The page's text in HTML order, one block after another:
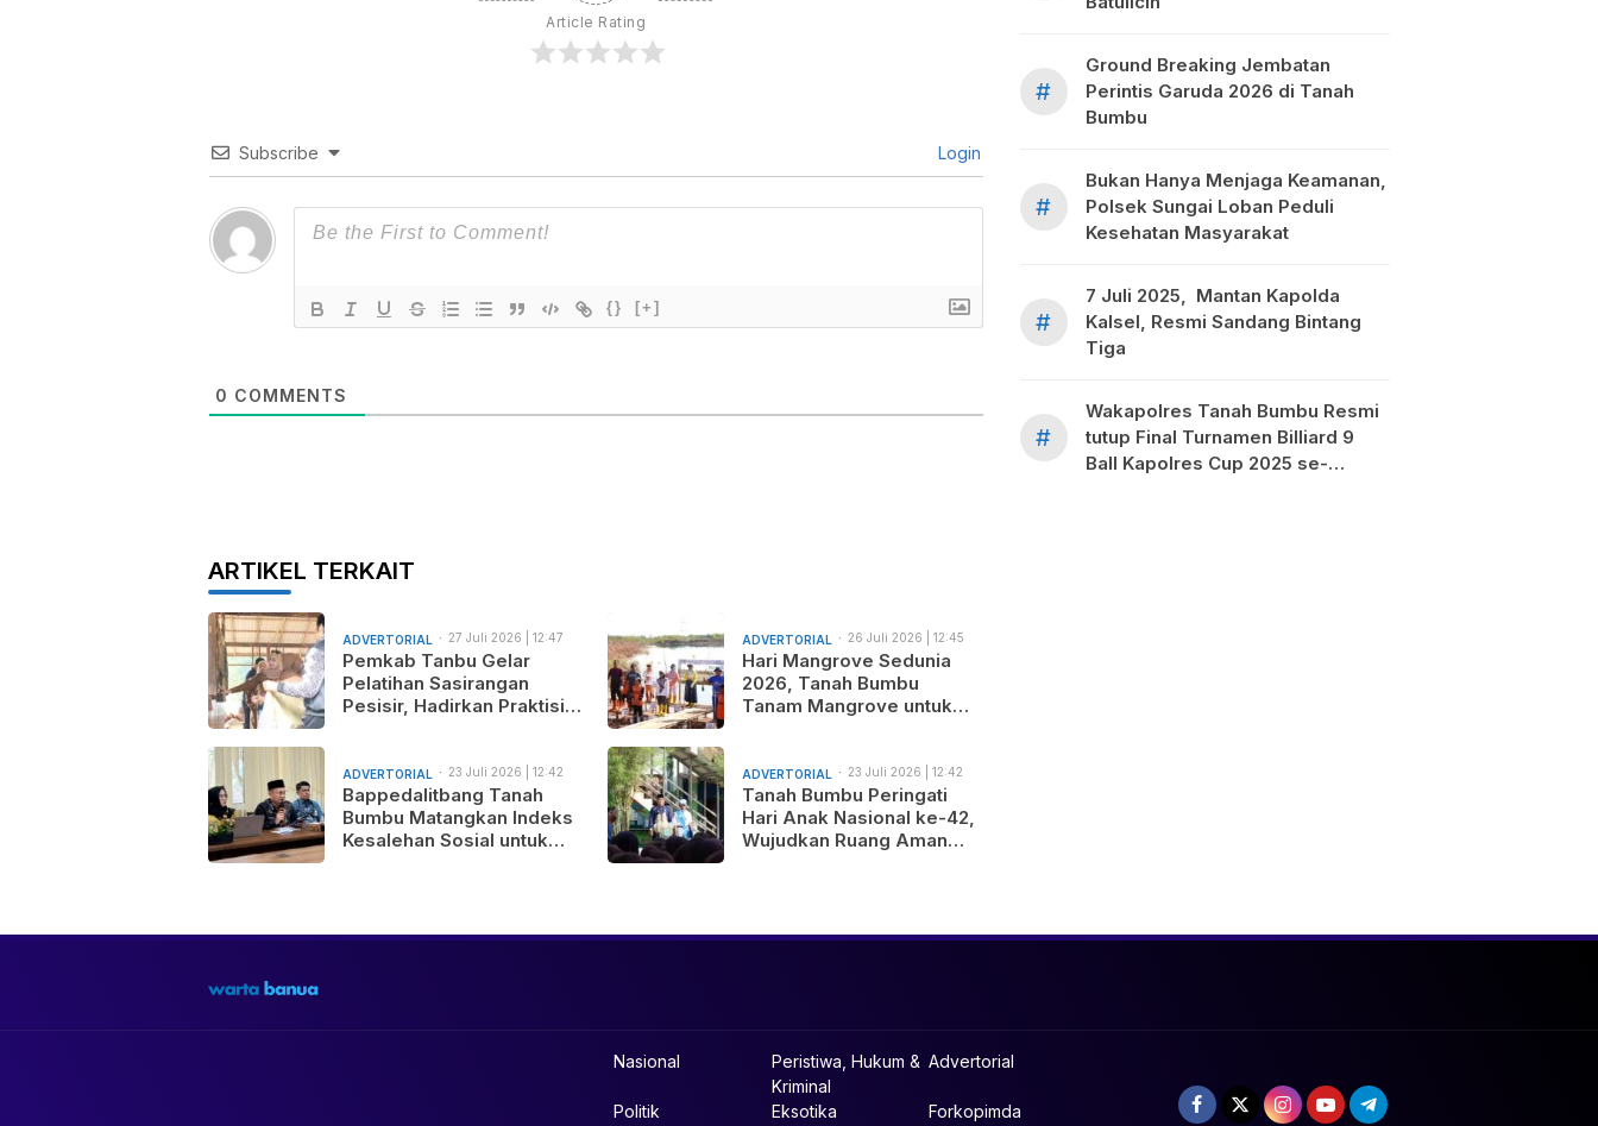
Article Rating
Subscribe Login
{} [+]
0 COMMENTS
ARTIKEL TERKAIT
ADVERTORIAL
27 Juli 2026 | 12:47
am
Pemkab Tanbu Gelar
Pelatihan Sasirangan
Pesisir, Hadirkan Praktisi
Pemasaran Produk
ADVERTORIAL
26 Juli 2026 | 12:45
am
Hari Mangrove Sedunia
2026, Tanah Bumbu
Tanam Mangrove untuk
ADVERTORIAL
23 Juli 2026 | 12:42
am
Bappedalitbang Tanah
Bumbu Matangkan Indeks
Kesalehan Sosial untuk
ADVERTORIAL
23 Juli 2026 | 12:42
am
Tanah Bumbu Peringati
Hari Anak Nasional ke-42,
Wujudkan Ruang Aman
#
Ground Breaking Jembatan
Perintis Garuda 2026 di Tanah
Bumbu
#
Bukan Hanya Menjaga Keamanan,
Polsek Sungai Loban Peduli
Kesehatan Masyarakat
#
7 Juli 2025, Mantan Kapolda
Kalsel, Resmi Sandang Bintang
Tiga
#
Wakapolres Tanah Bumbu Resmi
tutup Final Turnamen Billiard 9
Ball Kapolres Cup 2025 se-
Nasional
Peristiwa, Hukum &
Kriminal
Advertorial
Politik Eksotika Forkopimda